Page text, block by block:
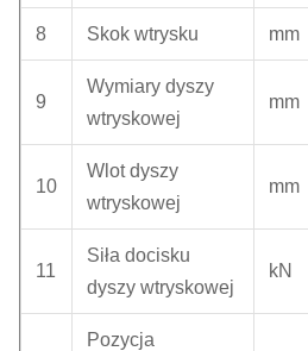
8 Skok wtrysku mm
9
Wymiary dyszy
wtryskowej
mm
10
Wlot dyszy
wtryskowej
mm
11
Siła docisku
dyszy wtryskowej
kN
Pozycja